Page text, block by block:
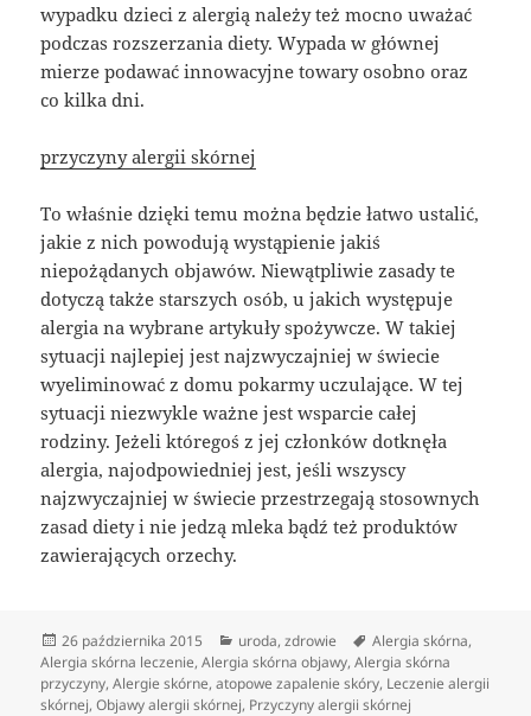
wypadku dzieci z alergią należy też mocno uważać
podczas rozszerzania diety. Wypada w głównej
mierze podawać innowacyjne towary osobno oraz
co kilka dni.
przyczyny alergii skórnej
To właśnie dzięki temu można będzie łatwo ustalić,
jakie z nich powodują wystąpienie jakiś
niepożądanych objawów. Niewątpliwie zasady te
dotyczą także starszych osób, u jakich występuje
alergia na wybrane artykuły spożywcze. W takiej
sytuacji najlepiej jest najzwyczajniej w świecie
wyeliminować z domu pokarmy uczulające. W tej
sytuacji niezwykle ważne jest wsparcie całej
rodziny. Jeżeli któregoś z jej członków dotknęła
alergia, najodpowiedniej jest, jeśli wszyscy
najzwyczajniej w świecie przestrzegają stosownych
zasad diety i nie jedzą mleka bądź też produktów
zawierających orzechy.
Data
publikacji
26 października 2015 Kategorie
uroda,zdrowie Tagi
Alergia skórna,
Alergia skórna leczenie,Alergia skórna objawy,Alergia skórna
przyczyny,Alergie skórne,atopowe zapalenie skóry, Leczenie alergii
skórnej,Objawy alergii skórnej, Przyczyny alergii skórnej